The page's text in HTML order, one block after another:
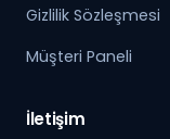
Gizlilik Sözleşmesi
Müşteri Paneli
İletişim